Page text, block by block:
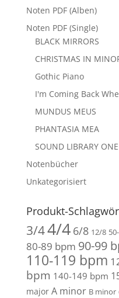
Noten PDF (Alben)
Noten PDF (Single)
BLACK MIRRORS
CHRISTMAS IN
Gothic Piano
I'm Coming Back
MUNDUS MEUS
PHANTASIA MEA
SOUND LIBRARY ONE
Notenbücher
Unkategorisiert
Produkt-
3/44/4 6/8 12/8
80-89 bpm 90-99
110-119 bpm
bpm 140-149 bpm
major A minor B minor